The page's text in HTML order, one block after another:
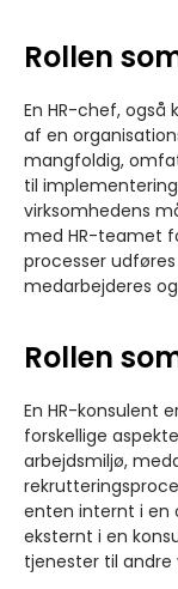
Rollen
En HR-chef, også
af en
mangfoldig,
til
virksomhedens
med HR-teamet
processer
medarbejderes
Rollen
En HR-konsulent
forskellige
arbejdsmiljø,
enten internt i en
eksternt i en
tjenester til andre